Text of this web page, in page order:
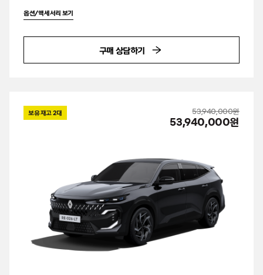
옵션/액세서리 보기
구매 상담하기
보유 재고2대 53,940,000원
53,940,000원